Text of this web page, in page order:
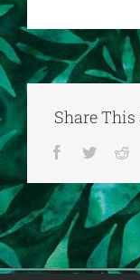
Share This
Facebook
Twitter